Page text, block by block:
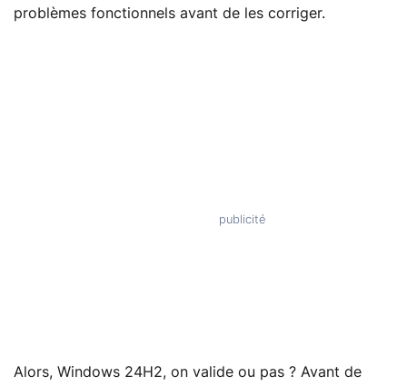
problèmes fonctionnels avant de les corriger.
Alors, Windows 24H2, on valide ou pas ? Avant de